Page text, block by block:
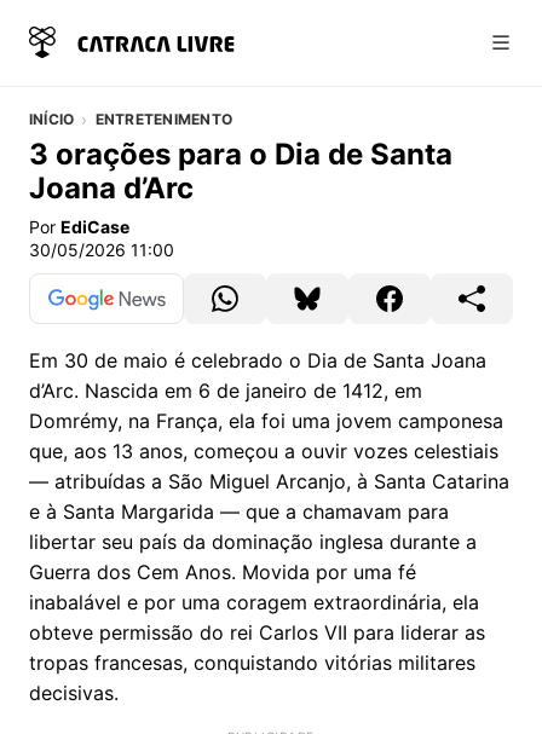
INÍCIO ENTRETENIMENTO
3 orações para o Dia de Santa
Joana d’Arc
Por EdiCase
30/05/2026 11:00
Em 30 de maio é celebrado o Dia de Santa Joana
d’Arc. Nascida em 6 de janeiro de 1412, em
Domrémy, na França, ela foi uma jovem camponesa
que, aos 13 anos, começou a ouvir vozes celestiais
— atribuídas a São Miguel Arcanjo, à Santa Catarina
e à Santa Margarida — que a chamavam para
libertar seu país da dominação inglesa durante a
Guerra dos Cem Anos. Movida por uma fé
inabalável e por uma coragem extraordinária, ela
obteve permissão do rei Carlos VII para liderar as
tropas francesas, conquistando vitórias militares
decisivas.